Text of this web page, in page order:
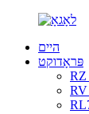
היים
פּראָדוקט